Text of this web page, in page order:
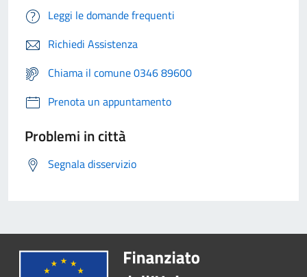
Leggi le domande frequenti
Richiedi Assistenza
Chiama il comune 0346 89600
Prenota un appuntamento
Problemi in città
Segnala disservizio